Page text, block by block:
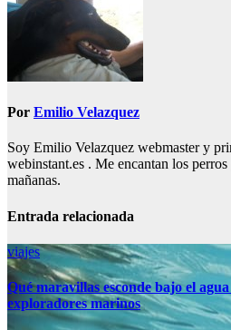
Por Emilio Velazquez
Soy Emilio Velazquez webmaster y
webinstant.es . Me encantan los
mañanas.
Entrada relacionada
viajes
Qué maravillas esconde bajo el
exploradores marinos